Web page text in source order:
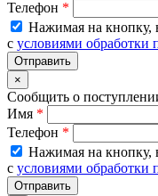
Телефон *
Нажимая на кнопку,
с условиями обработки
×
Сообщить о
Имя *
Телефон *
Нажимая на кнопку,
с условиями обработки